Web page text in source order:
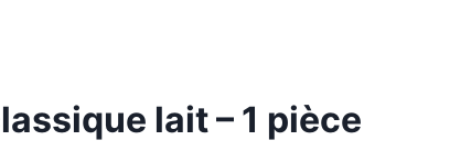
lait – 1 pièce